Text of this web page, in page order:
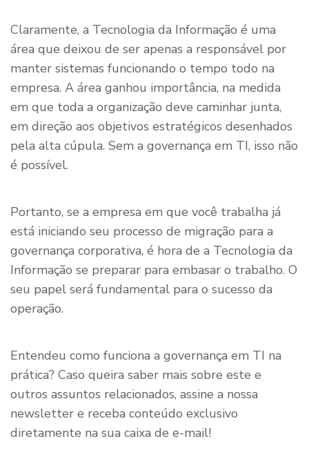
Claramente, a Tecnologia da Informação é uma
área que deixou de ser apenas a responsável por
manter sistemas funcionando o tempo todo na
empresa. A área ganhou importância, na medida
em que toda a organização deve caminhar junta,
em direção aos objetivos estratégicos desenhados
pela alta cúpula. Sem a governança em TI, isso não
é possível.
Portanto, se a empresa em que você trabalha já
está iniciando seu processo de migração para a
governança corporativa, é hora de a Tecnologia da
Informação se preparar para embasar o trabalho. O
seu papel será fundamental para o sucesso da
operação.
Entendeu como funciona a governança em TI na
prática? Caso queira saber mais sobre este e
outros assuntos relacionados, assine a nossa
newsletter e receba conteúdo exclusivo
diretamente na sua caixa de e-mail!